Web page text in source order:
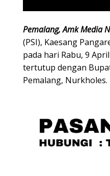
Pemalang, Amk Media
(PSI), Kaesang
pada hari Rabu, 9
tertutup dengan
Pemalang, Nurkholes.